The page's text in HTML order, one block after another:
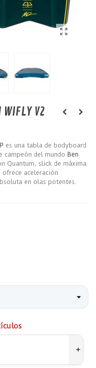
WIFLY V2
es una tabla de bodyboard
del mundo Ben
Quantum, slick de máxima
ofrece aceleración
en olas potentes.
+